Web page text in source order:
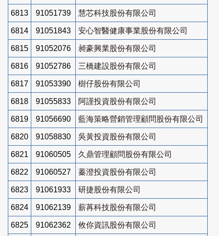
6813 91051739 慧芯科技股份有限公司
6814 91051843 安心智醫健康事業股份有限公司
6815 91052076 昶豪興業股份有限公司
6816 91052786 三橋建設股份有限公司
6817 91053390 樹仔股份有限公司
6818 91055833 阿謹投資股份有限公司
6819 91056690 藍海策略營銷管理顧問股份有限公司
6820 91058830 吳黃投資股份有限公司
6821 91060505 久鼎管理顧問股份有限公司
6822 91060527 蓁澄投資股份有限公司
6823 91061933 研捷股份有限公司
6824 91062139 薪苒科技股份有限公司
6825 91062362 攸你資訊股份有限公司